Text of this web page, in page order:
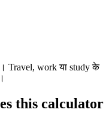
Travel, work या study के
this calculator